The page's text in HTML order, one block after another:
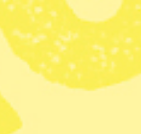
som möjligt
är
Planerna på
är redan igång
innan ett
med träd som är